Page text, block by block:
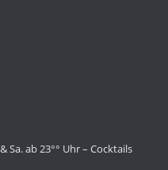
Sa. ab 23°° Uhr – Cocktails